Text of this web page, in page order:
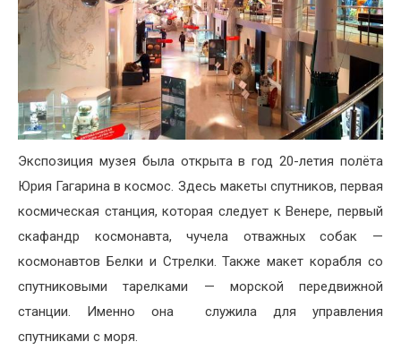
Экспозиция музея была открыта в год 20-летия полёта
Юрия Гагарина в космос. Здесь макеты спутников, первая
космическая станция, которая следует к Венере, первый
скафандр космонавта, чучела отважных собак —
космонавтов Белки и Стрелки. Также макет корабля со
спутниковыми тарелками — морской передвижной
станции. Именно она служила для управления
спутниками с моря.